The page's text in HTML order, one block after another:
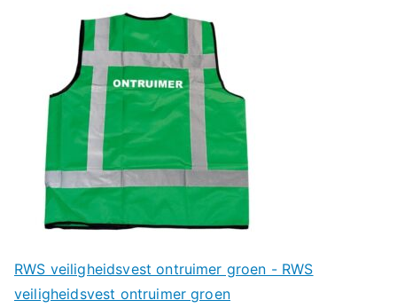
RWS veiligheidsvest ontruimer groen - RWS
veiligheidsvest ontruimer groen